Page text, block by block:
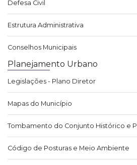
Defesa Civil
Estrutura Administrativa
Conselhos Municipais
Planejamento Urbano
Legislações - Plano Diretor
Mapas do Município
Tombamento do Conjunto Histórico e
Código de Posturas e Meio Ambiente